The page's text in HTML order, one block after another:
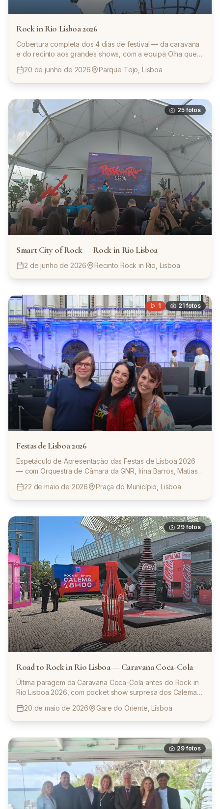
Rock in Rio Lisboa 2026
Cobertura completa dos 4 dias de festival — da caravana
e do recinto aos grandes shows, com a equipa Olha que
20 de junho de 2026 Parque Tejo, Lisboa
25fotos
Smart City of Rock — Rock in Rio Lisboa
2 de junho de 2026 Recinto Rock in Rio, Lisboa
1 21fotos
Festas de Lisboa 2026
Espetáculo de Apresentação das Festas de Lisboa 2026
— com Orquestra de Câmara da GNR, Irina Barros, Matias
Roberta Medina (Rock in Rio).
22 de maio de 2026 Praça do Município, Lisboa
29fotos
Road to Rock in Rio Lisboa — Caravana Coca-Cola
Última paragem da Caravana Coca-Cola antes do Rock in
Rio Lisboa 2026, com pocket show surpresa dos Calema
20 de maio de 2026 Gare do Oriente, Lisboa
29fotos